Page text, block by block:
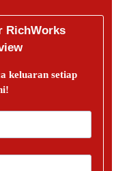
RichWorks
keluaran setiap